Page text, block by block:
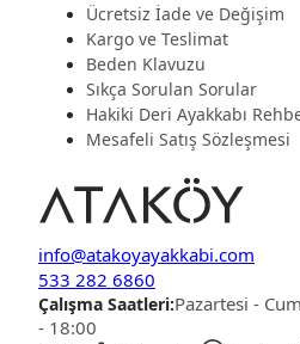
Ücretsiz İade ve Değişim
Kargo ve Teslimat
Beden Klavuzu
Sıkça Sorulan Sorular
Hakiki Deri Ayakkabı
Mesafeli Satış Sözleşmesi
info@atakoyayakkabi.com
533 282 6860
Çalışma Saatleri:Pazartesi -
- 18:00